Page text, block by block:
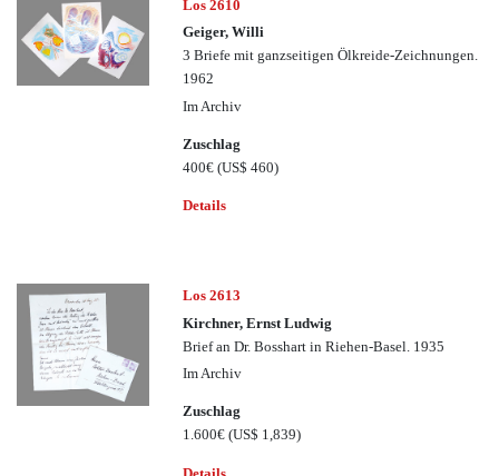
Los 2610
Geiger, Willi
3 Briefe mit ganzseitigen Ölkreide-Zeichnungen.
1962
Im Archiv
Zuschlag
400€(US$ 460)
Details
Los 2613
Kirchner, Ernst Ludwig
Brief an Dr. Bosshart in Riehen-Basel. 1935
Im Archiv
Zuschlag
1.600€(US$ 1,839)